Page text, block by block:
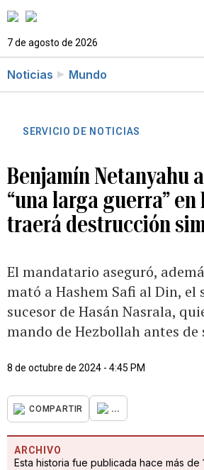
7 de agosto de 2026
Noticias Mundo
SERVICIO DE NOTICIAS
Benjamín Netanyahu
“una larga guerra” en
traerá destrucción
El mandatario aseguró,
mató a Hashem Safi al Din, el
sucesor de Hasán Nasrala,
mando de Hezbollah antes de
8 de octubre de 2024 - 4:45 PM
COMPARTIR ...
ARCHIVO
Esta historia fue publicada hace más de